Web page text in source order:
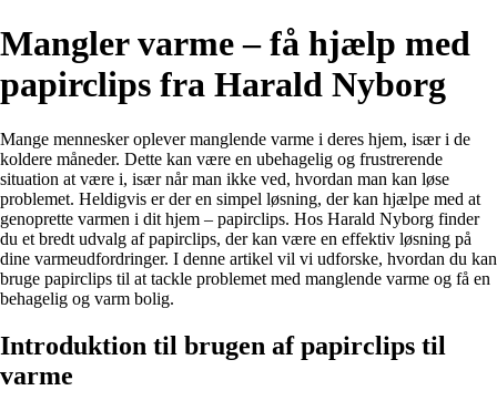
Mangler varme – få hjælp med
papirclips fra Harald Nyborg
Mange mennesker oplever manglende varme i deres hjem, især i de
koldere måneder. Dette kan være en ubehagelig og frustrerende
situation at være i, især når man ikke ved, hvordan man kan løse
problemet. Heldigvis er der en simpel løsning, der kan hjælpe med at
genoprette varmen i dit hjem – papirclips. Hos Harald Nyborg finder
du et bredt udvalg af papirclips, der kan være en effektiv løsning på
dine varmeudfordringer. I denne artikel vil vi udforske, hvordan du kan
bruge papirclips til at tackle problemet med manglende varme og få en
behagelig og varm bolig.
Introduktion til brugen af papirclips til
varme